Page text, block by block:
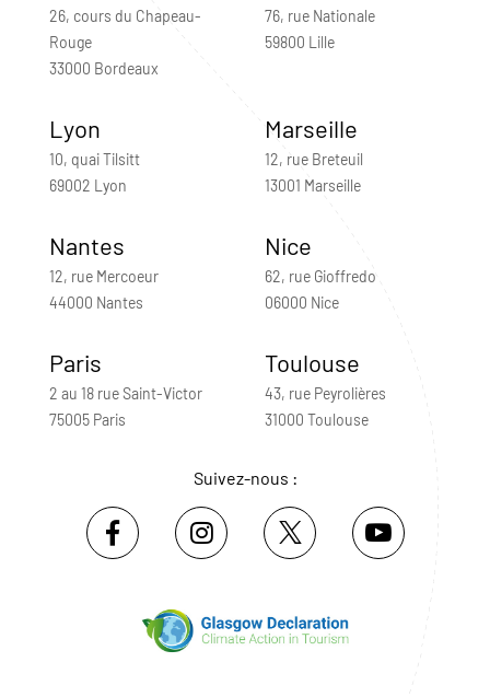
26, cours du Chapeau-
Rouge
33000 Bordeaux
76, rue Nationale
59800 Lille
Lyon
10, quai Tilsitt
69002 Lyon
Marseille
12, rue Breteuil
13001 Marseille
Nantes
12, rue Mercoeur
44000 Nantes
Nice
62, rue Gioffredo
06000 Nice
Paris
2 au 18 rue Saint-Victor
75005 Paris
Toulouse
43, rue Peyrolières
31000 Toulouse
Suivez-nous :